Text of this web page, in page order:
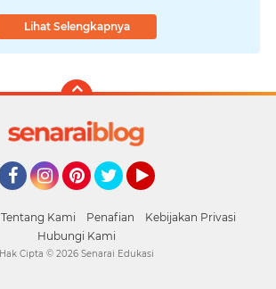
Lihat Selengkapnya
Tentang Kami Penafian
Kebijakan Privasi
Hubungi Kami
Hak Cipta © 2026 Senarai Edukasi